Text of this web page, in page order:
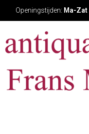
Openingstijden: Ma-Zat